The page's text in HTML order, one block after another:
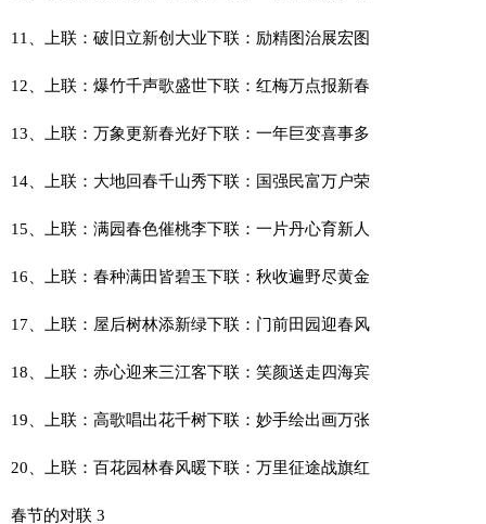
11、上联：破旧立新创大业下联：励精图治展宏图
12、上联：爆竹千声歌盛世下联：红梅万点报新春
13、上联：万象更新春光好下联：一年巨变喜事多
14、上联：大地回春千山秀下联：国强民富万户荣
15、上联：满园春色催桃李下联：一片丹心育新人
16、上联：春种满田皆碧玉下联：秋收遍野尽黄金
17、上联：屋后树林添新绿下联：门前田园迎春风
18、上联：赤心迎来三江客下联：笑颜送走四海宾
19、上联：高歌唱出花千树下联：妙手绘出画万张
20、上联：百花园林春风暖下联：万里征途战旗红
春节的对联 3